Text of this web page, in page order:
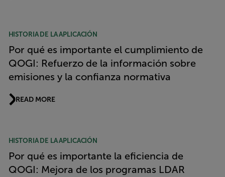
HISTORIA DE LA APLICACIÓN
Por qué es importante el cumplimiento de
QOGI: Refuerzo de la información sobre
emisiones y la confianza normativa
READ MORE
HISTORIA DE LA APLICACIÓN
Por qué es importante la eficiencia de
QOGI: Mejora de los programas LDAR